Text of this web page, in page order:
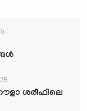
ശരീഫിലെ